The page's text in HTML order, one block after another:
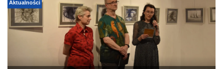
Aktualności